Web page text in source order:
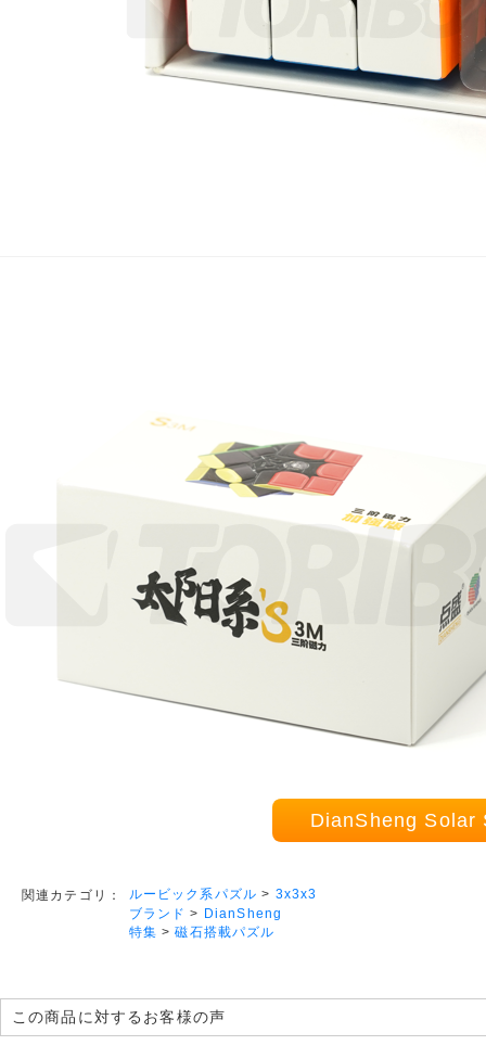
DianSheng Solar
関連カテゴリ： ルービック系パズル > 3x3x3
ブランド > DianSheng
特集 >磁石搭載パズル
この商品に対するお客様の声